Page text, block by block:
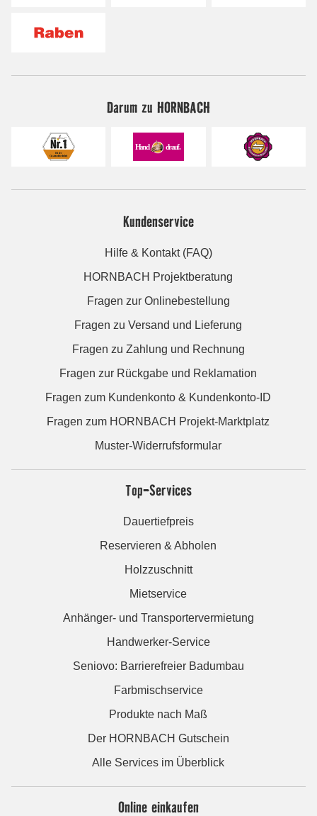
Darum zu HORNBACH
Kundenservice
Hilfe & Kontakt (FAQ)
HORNBACH Projektberatung
Fragen zur Onlinebestellung
Fragen zu Versand und Lieferung
Fragen zu Zahlung und Rechnung
Fragen zur Rückgabe und Reklamation
Fragen zum Kundenkonto & Kundenkonto-ID
Fragen zum HORNBACH Projekt-Marktplatz
Muster-Widerrufsformular
Top-Services
Dauertiefpreis
Reservieren & Abholen
Holzzuschnitt
Mietservice
Anhänger- und Transportervermietung
Handwerker-Service
Seniovo: Barrierefreier Badumbau
Farbmischservice
Produkte nach Maß
Der HORNBACH Gutschein
Alle Services im Überblick
Online einkaufen